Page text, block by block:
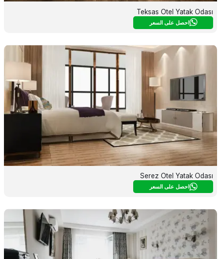
Teksas Otel Yatak Odası
احصل على السعر
Serez Otel Yatak Odası
احصل على السعر